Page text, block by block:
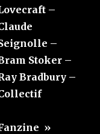
–
–
Stoker –
Bradbury –
»